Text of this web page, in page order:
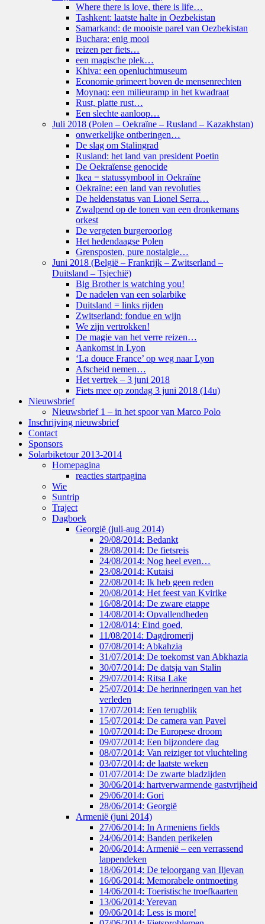
Where there is love, there is life…
Tashkent: laatste halte in Oezbekistan
Samarkand: de mooiste parel van Oezbekistan
Buchara: enig mooi
reizen per fiets…
een magische plek…
Khiva: een openluchtmuseum
Economie primeert boven de mensenrechten
Moynaq: een milieuramp in het kwadraat
Rust, platte rust…
Een slechte aanloop…
Juli 2018 (Polen – Oekraïne – Rusland – Kazakhstan)
onwerkelijke ontberingen…
De slag om Stalingrad
Rusland: het land van president Poetin
De Oekraïense genocide
Ikea = statussymbool in Oekraïne
Oekraïne: een land van revoluties
De heldenstatus van Lionel Serra…
Zwalpend op de tonen van een dronkemans
orkest
De vergeten burgeroorlog
Het hedendaagse Polen
Grensposten, pure nostalgie…
Juni 2018 (België – Frankrijk – Zwitserland –
Duitsland – Tsjechië)
Big Brother is watching you!
De nadelen van een solarbike
Duitsland = links rijden
Zwitserland: fondue en wijn
We zijn vertrokken!
De magie van het verre reizen…
Aankomst in Lyon
‘La douce France’ op weg naar Lyon
Afscheid nemen…
Het vertrek – 3 juni 2018
Fiets mee op zondag 3 juni 2018 (14u)
Nieuwsbrief
Nieuwsbrief 1 – in het spoor van Marco Polo
Inschrijving nieuwsbrief
Contact
Sponsors
Solarbiketour 2013-2014
Homepagina
reacties startpagina
Wie
Suntrip
Traject
Dagboek
Georgië (juli-aug 2014)
29/08/2014: Bedankt
28/08/2014: De fietsreis
24/08/2014: Nog heel even…
23/08/2014: Kutaisi
22/08/2014: Ik heb geen reden
20/08/2014: Het feest van Kvirike
16/08/2014: De zware etappe
14/08/2014: Opvallendheden
12/08/014: Eind goed,
11/08/2014: Dagdromerij
07/08/2014: Abkahzia
31/07/2014: De toekomst van Abkhazia
30/07/2014: De datsja van Stalin
29/07/2014: Ritsa Lake
25/07/2014: De herinneringen van het
verleden
17/07/2014: Een terugblik
15/07/2014: De camera van Pavel
10/07/2014: De Europese droom
09/07/2014: Een bijzondere dag
08/07/2014: Van reiziger tot vluchteling
03/07/2014: de laatste weken
01/07/2014: De zwarte bladzijden
30/06/2014: hartverwarmende gastvrijheid
29/06/2014: Gori
28/06/2014: Georgië
Armenië (juni 2014)
27/06/2014: In Armeniens fields
24/06/2014: Banden perikelen
20/06/2014: Armenië – een verrassend
lappendeken
18/06/2014: De teloorgang van Iljevan
16/06/2014: Memorabele ontmoeting
14/06/2014: Toeristische troefkaarten
13/06/2014: Yerevan
09/06/2014: Less is more!